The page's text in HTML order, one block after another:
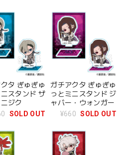
タ ぎゅぎゅ
スタンド ザ
ジク
SOLD OUT
ガチアクタ ぎゅぎゅ
っとミニスタンド ジ
ャバー・ウォンガー
¥660 SOLD OUT